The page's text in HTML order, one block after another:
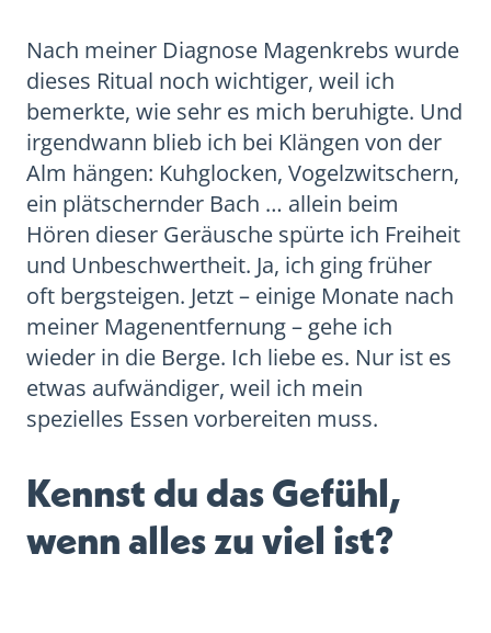
Nach meiner Diagnose Magenkrebs wurde
dieses Ritual noch wichtiger, weil ich
bemerkte, wie sehr es mich beruhigte. Und
irgendwann blieb ich bei Klängen von der
Alm hängen: Kuhglocken, Vogelzwitschern,
ein plätschernder Bach … allein beim
Hören dieser Geräusche spürte ich Freiheit
und Unbeschwertheit. Ja, ich ging früher
oft bergsteigen. Jetzt – einige Monate nach
meiner Magenentfernung – gehe ich
wieder in die Berge. Ich liebe es. Nur ist es
etwas aufwändiger, weil ich mein
spezielles Essen vorbereiten muss.
Kennst du das Gefühl,
wenn alles zu viel ist?